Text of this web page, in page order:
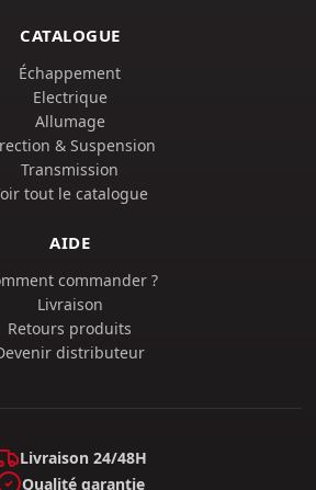
CATALOGUE
Échappement
Electrique
Allumage
& Suspension
Transmission
tout le catalogue
AIDE
commander ?
Livraison
Retours produits
distributeur
Livraison 24/48H
Qualité garantie